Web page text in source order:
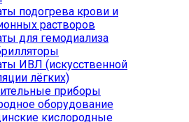
подогрева крови и
растворов
для гемодиализа
ИВЛ (искусственной
лёгких)
приборы
оборудование
кислородные